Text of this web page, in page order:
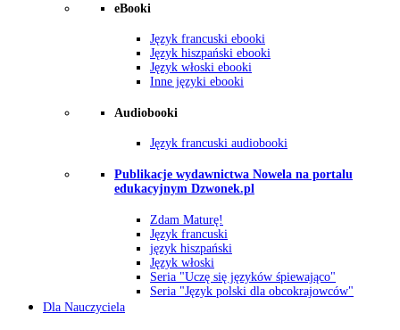
eBooki
Język francuski ebooki
Język hiszpański ebooki
Język włoski ebooki
Inne języki ebooki
Audiobooki
Język francuski audiobooki
Publikacje wydawnictwa Nowela na portalu
edukacyjnym Dzwonek.pl
Zdam Maturę!
Język francuski
język hiszpański
Język włoski
Seria "Uczę się języków śpiewająco"
Seria "Język polski dla obcokrajowców"
Dla Nauczyciela